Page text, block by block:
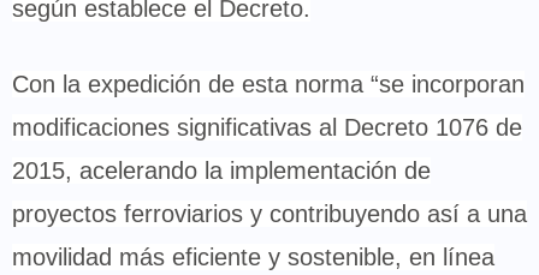
según establece el Decreto.
Con la expedición de esta norma “se incorporan
modificaciones significativas al Decreto 1076 de
2015, acelerando la implementación de
proyectos ferroviarios y contribuyendo así a una
movilidad más eficiente y sostenible, en línea